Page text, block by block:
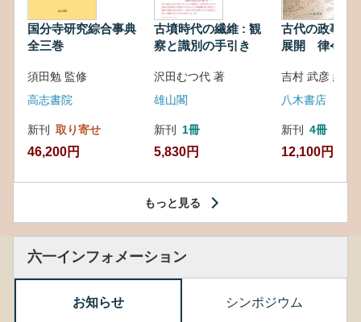
国分寺研究綜合事典
全三巻
須田勉 監修
高志書院
新刊 取り寄せ
46,200円
古墳時代の繊維 : 観
察と識別の手引き
沢田むつ代 著
雄山閣
新刊 1冊
5,830円
古代の政事と
展開 律令・
吉村 武彦 編集
八木書店
新刊 4冊
12,100円
もっと見る
六一インフォメーション
お知らせ シンポジウム